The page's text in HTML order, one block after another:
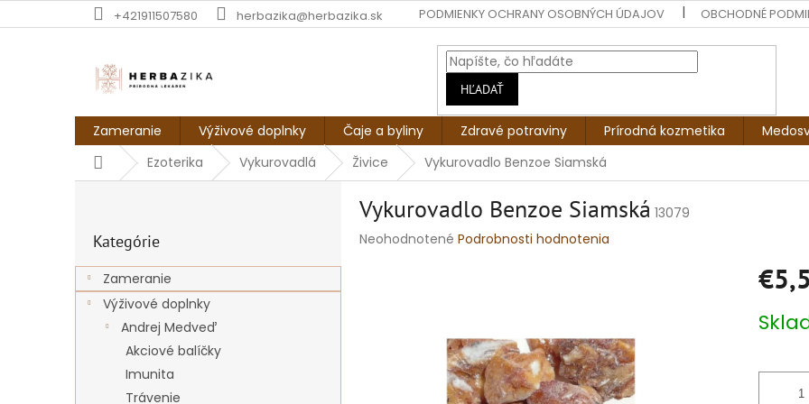
na
+421911507580 herbazika@herbazika.sk PODMIENKY OCHRANY OSOBNÝCH ÚDAJOV OBCHODNÉ
HĽADAŤ
Zameranie Výživové doplnky Čaje a byliny Zdravé potraviny Prírodná kozmetika
DomovEzoterika Vykurovadlá Živice Vykurovadlo Benzoe Siamská
ý
p
kategórie
Kategórie
Zameranie
Výživové doplnky
Andrej Medveď
Akciové balíčky
Imunita
Trávenie
Vykurovadlo Benzoe Siamská 13079
Priemerné
Neohodnotené Podrobnosti hodnotenia
cena: